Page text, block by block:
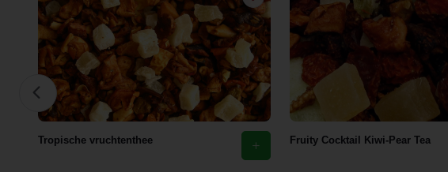
Tropische vruchtenthee Fruity Cocktail Kiwi-Pear Tea